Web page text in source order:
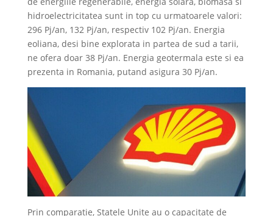
hidroelectricitatea sunt in top cu urmatoarele valori:
296 Pj/an, 132 Pj/an, respectiv 102 Pj/an. Energia
eoliana, desi bine explorata in partea de sud a tarii,
ne ofera doar 38 Pj/an. Energia geotermala este si ea
prezenta in Romania, putand asigura 30 Pj/an.
Prin comparatie, Statele Unite au o capacitate de